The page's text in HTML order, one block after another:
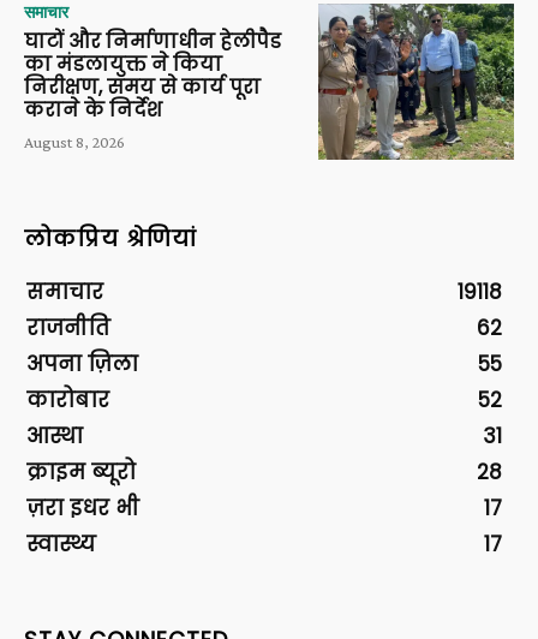
समाचार
घाटों और निर्माणाधीन हेलीपैड
का मंडलायुक्त ने किया
निरीक्षण, समय से कार्य पूरा
कराने के निर्देश
August 8, 2026
लोकप्रिय श्रेणियां
समाचार
19118
राजनीति
62
अपना ज़िला
55
कारोबार
52
आस्था
31
क्राइम ब्यूरो
28
ज़रा इधर भी
17
स्वास्थ्य
17